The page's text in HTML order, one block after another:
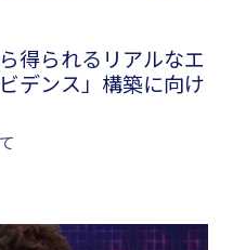
得られるリアルなエ
デンス」構築に向け